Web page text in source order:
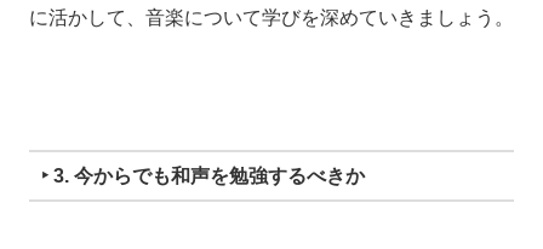
に活かして、音楽について学びを深めていきましょう。
‣ 3. 今からでも和声を勉強するべきか